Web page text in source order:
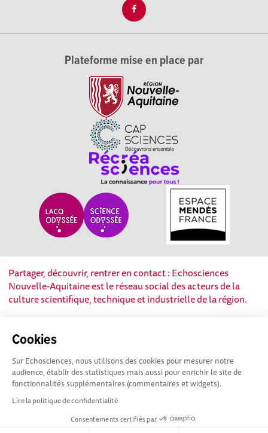
Cookies
Sur Echosciences, nous utilisons des cookies pour mesurer notre
audience, établir des statistiques mais aussi pour enrichir le site de
fonctionnalités supplémentaires (commentaires et widgets).
Lire la politique de confidentialité
Consentements certifiés par
Plateforme mise en place par
Partager, découvrir, rentrer en contact : Echosciences
Nouvelle-Aquitaine est le réseau social des acteurs de la
culture scientifique, technique et industrielle de la région.
Mentions légales
|Ligne éditoriale